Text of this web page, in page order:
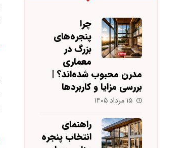
چرا
پنجره‌های
بزرگ در
معماری
مدرن محبوب شده‌اند؟ |
بررسی مزایا و کاربردها
۱۵ مرداد ۱۴۰۵
راهنمای
انتخاب پنجره